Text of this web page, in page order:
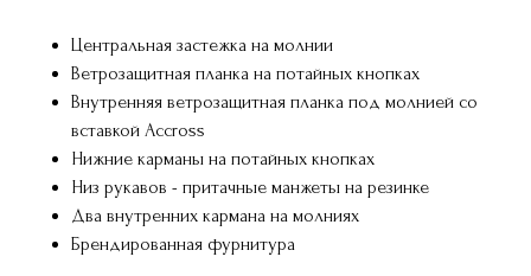
Центральная застежка на молнии
Ветрозащитная планка на потайных кнопках
Внутренняя ветрозащитная планка под молнией со
вставкой Аccross
Нижние карманы на потайных кнопках
Низ рукавов - притачные манжеты на резинке
Два внутренних кармана на молниях
Брендированная фурнитура